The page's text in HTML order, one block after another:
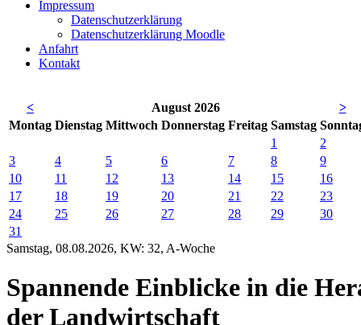
Impressum
Datenschutzerklärung
Datenschutzerklärung Moodle
Anfahrt
Kontakt
< August 2026
>
Montag Dienstag Mittwoch Donnerstag Freitag Samstag So
1
2
3
4 5 6 7 8
9
10
11 12 13 14 15
16
17
18 19 20 21 22
23
24
25 26 27 28 29
30
31
Samstag, 08.08.2026, KW: 32, A-Woche
Spannende Einblicke in die
der Landwirtschaft